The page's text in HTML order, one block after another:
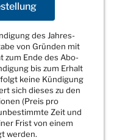
des Jahres-
von Gründen mit
zum Ende des Abo-
bis zum Erhalt
keine Kündigung
sich dieses zu den
(Preis pro
Zeit und
Frist von einem
werden.